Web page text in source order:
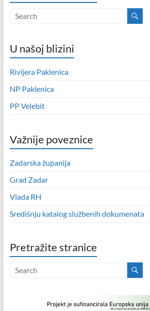
U našoj blizini
Rivijera Paklenica
NP Paklenica
PP Velebit
Važnije poveznice
Zadarska županija
Grad Zadar
Vlada RH
Središnju katalog službenih dokumenata
Pretražite stranice